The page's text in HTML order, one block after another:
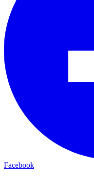
Facebook